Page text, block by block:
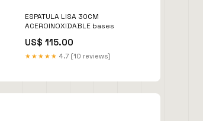
ESPATULA LISA 30CM
ACEROINOXIDABLE bases
US$ 115.00
★★★★★ 4.7 (10 reviews)